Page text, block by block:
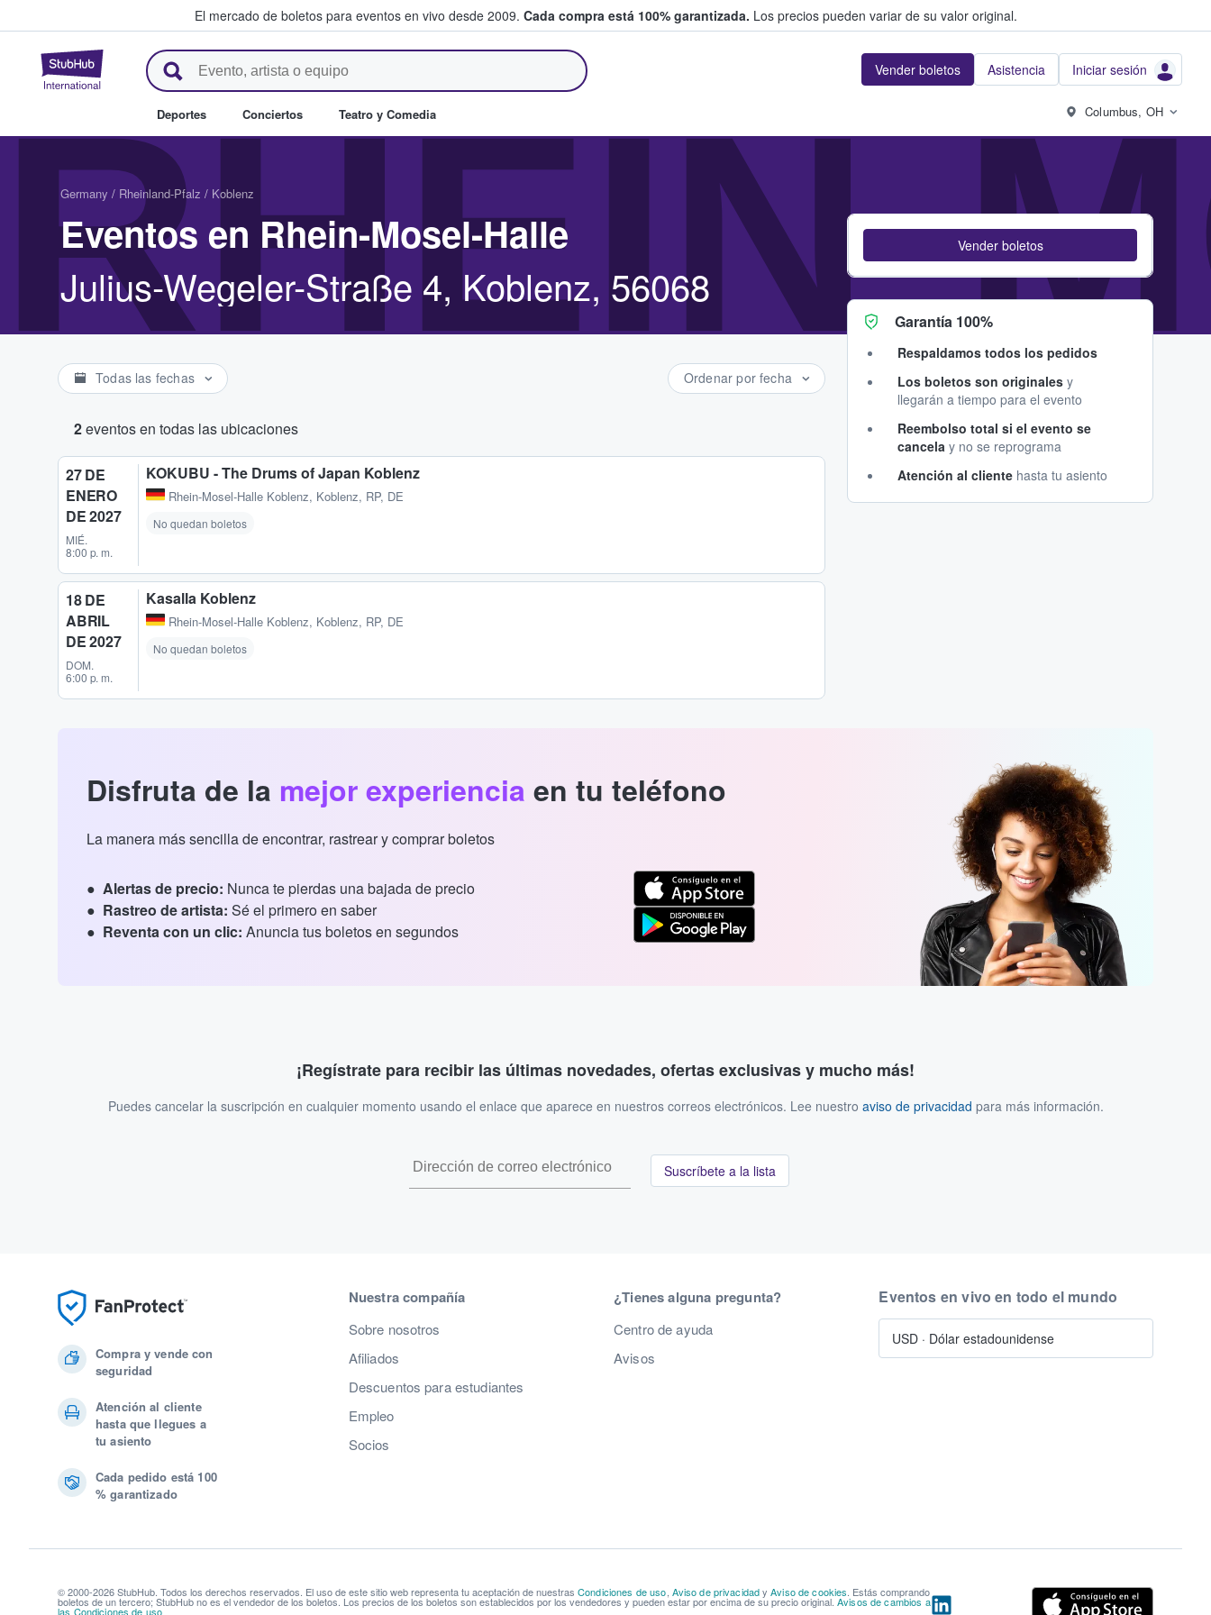
El mercado de boletos para eventos en vivo desde 2009. Cada compra está 100% garantizada. Los precios pueden variar de su valor original.
StubHub: donde los fans compran y venden boletos Vender boletos Asistencia Iniciar sesión
Deportes Conciertos Teatro y Comedia Columbus, OH
RHEIN-
Germany / Rheinland-Pfalz / Koblenz
Eventos en Rhein-Mosel-Halle
Julius-Wegeler-Straße 4, Koblenz, 56068
Todas las fechas Ordenar por fecha
2eventos en todas las ubicaciones
27 DE
ENERO
DE 2027
MIÉ.
8:00 p. m.
KOKUBU - The Drums of Japan Koblenz
Rhein-Mosel-Halle Koblenz, Koblenz, RP, DE
No quedan boletos
18 DE
ABRIL
DE 2027
DOM.
6:00 p. m.
Kasalla Koblenz
Rhein-Mosel-Halle Koblenz, Koblenz, RP, DE
No quedan boletos
Vender boletos
Garantía 100%
Respaldamos todos los pedidos
Los boletos son originales y
llegarán a tiempo para el evento
Reembolso total si el evento se
cancela y no se reprograma
Atención al cliente hasta tu asiento
Disfruta de la mejor experiencia en tu teléfono
La manera más sencilla de encontrar, rastrear y comprar boletos
Alertas de precio: Nunca te pierdas una bajada de precio
Rastreo de artista: Sé el primero en saber
Reventa con un clic: Anuncia tus boletos en segundos
¡Regístrate para recibir las últimas novedades, ofertas exclusivas y mucho más!
Puedes cancelar la suscripción en cualquier momento usando el enlace que aparece en nuestros correos electrónicos. Lee nuestro aviso de privacidad para más información.
Suscríbete a la lista
Compra y vende con
seguridad
Atención al cliente
hasta que llegues a
tu asiento
Cada pedido está 100
% garantizado
Nuestra compañía
Sobre nosotros
Afiliados
Descuentos para estudiantes
Empleo
Socios
¿Tienes alguna pregunta?
Centro de ayuda
Avisos
Eventos en vivo en todo el mundo
USD · Dólar estadounidense
© 2000-2026 StubHub. Todos los derechos reservados. El uso de este sitio web representa tu aceptación de nuestras Condiciones de uso, Aviso de privacidadyAviso de cookies. Estás comprando
boletos de un tercero; StubHub no es el vendedor de los boletos. Los precios de los boletos son establecidos por los vendedores y pueden estar por encima de su precio original. Avisos de cambios a
las Condiciones de uso